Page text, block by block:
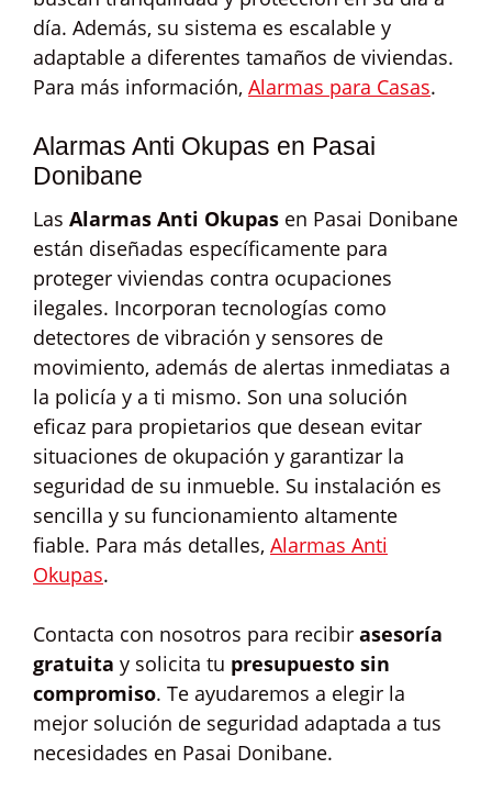
día. Además, su sistema es escalable y
adaptable a diferentes tamaños de viviendas.
Para más información, Alarmas para Casas.
Alarmas Anti Okupas en Pasai
Donibane
Las Alarmas Anti Okupas en Pasai Donibane
están diseñadas específicamente para
proteger viviendas contra ocupaciones
ilegales. Incorporan tecnologías como
detectores de vibración y sensores de
movimiento, además de alertas inmediatas a
la policía y a ti mismo. Son una solución
eficaz para propietarios que desean evitar
situaciones de okupación y garantizar la
seguridad de su inmueble. Su instalación es
sencilla y su funcionamiento altamente
fiable. Para más detalles, Alarmas Anti
Okupas.
Contacta con nosotros para recibir asesoría
gratuita y solicita tu presupuesto sin
compromiso. Te ayudaremos a elegir la
mejor solución de seguridad adaptada a tus
necesidades en Pasai Donibane.